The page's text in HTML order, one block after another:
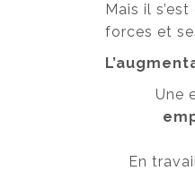
Mais il
forces et
Une
En